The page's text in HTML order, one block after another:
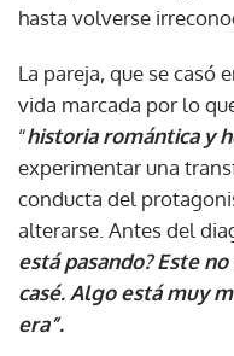
hasta volverse
La pareja, que se casó
vida marcada por lo
“historia romántica y
experimentar una
conducta del
alterarse. Antes del
está pasando? Este
casé. Algo está muy
era”.